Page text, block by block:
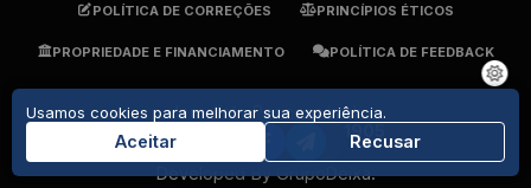
POLÍTICA DE CORREÇÕES PRINCÍPIOS ÉTICOS
PROPRIEDADE E FINANCIAMENTO POLÍTICA DE FEEDBACK
Jornalista Responsável:
Rosinaldo Pires - DRT 1905
Developed ByGrupoDeixa.
Usamos cookies para melhorar sua experiência.
Aceitar Recusar